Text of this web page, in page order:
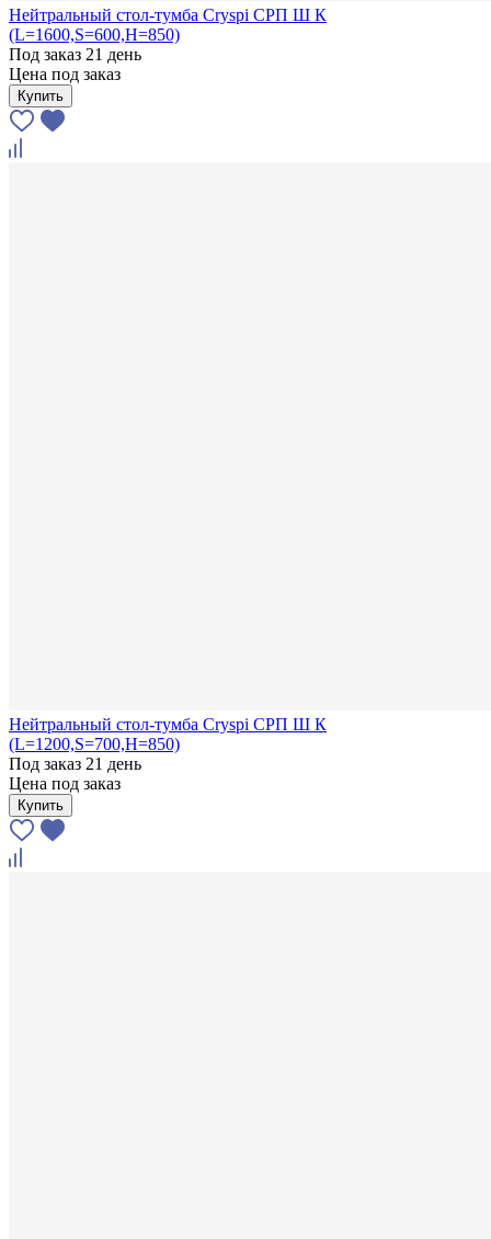
Нейтральный стол-тумба Cryspi СРП Ш К
(L=1600,S=600,H=850)
Под заказ 21 день
Цена под заказ
Купить
Нейтральный стол-тумба Cryspi СРП Ш К
(L=1200,S=700,H=850)
Под заказ 21 день
Цена под заказ
Купить